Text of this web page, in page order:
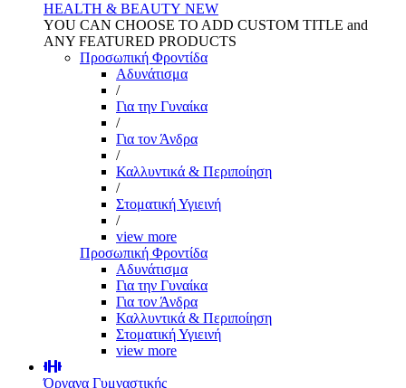
HEALTH & BEAUTY NEW
YOU CAN CHOOSE TO ADD CUSTOM TITLE and
ANY FEATURED PRODUCTS
Προσωπική Φροντίδα
Αδυνάτισμα
/
Για την Γυναίκα
/
Για τον Άνδρα
/
Καλλυντικά & Περιποίηση
/
Στοματική Υγιεινή
/
view more
Προσωπική Φροντίδα
Αδυνάτισμα
Για την Γυναίκα
Για τον Άνδρα
Καλλυντικά & Περιποίηση
Στοματική Υγιεινή
view more
Όργανα Γυμναστικής